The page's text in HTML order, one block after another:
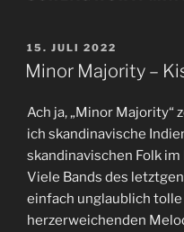
VERÖFFENTLICHT
AM
15. JULI 2022
Minor Majority –
Ach ja, „Minor Majority“
ich skandinavische
skandinavischen Folk
Viele Bands des
einfach unglaublich
herzerweichenden